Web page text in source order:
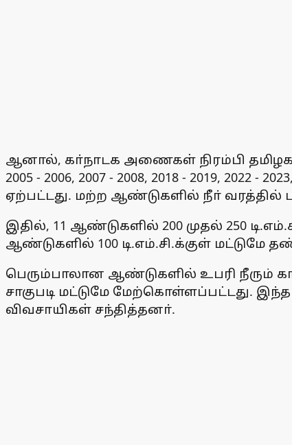
ஆனால், கா்நாடக அணைகள் நிரம்பி
2005 - 2006, 2007 - 2008, 2018 - 2019,
ஏற்பட்டது. மற்ற ஆண்டுகளில் நீா் வரத்தில்
இதில், 11 ஆண்டுகளில் 200 முதல் 250
ஆண்டுகளில் 100 டி.எம்.சி.க்குள் மட்டுமே
பெரும்பாலான ஆண்டுகளில் உபரி நீரும்
சாகுபடி மட்டுமே மேற்கொள்ளப்பட்டது.
விவசாயிகள் சந்தித்தனா்.